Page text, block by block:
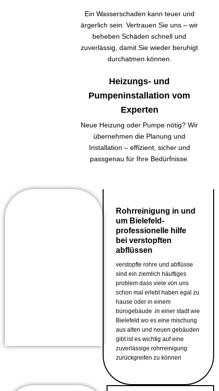
Ein Wasserschaden kann teuer und
ärgerlich sein. Vertrauen Sie uns – wir
beheben Schäden schnell und
zuverlässig, damit Sie wieder beruhigt
durchatmen können.
Heizungs- und
Pumpeninstallation vom
Experten
Neue Heizung oder Pumpe nötig? Wir
übernehmen die Planung und
Installation – effizient, sicher und
passgenau für Ihre Bedürfnisse.
Rohrreinigung in und
um Bielefeld-
professionelle hilfe
bei verstopften
abflüssen
verstopfte rohre und abflüsse
sind ein ziemlich häuftiges
problem dass viele von uns
schon mal erlebt haben egal zu
hause oder in einem
bürogebäude .in einer stadt wie
Bielefeld wo es eine mischung
aus alten und neuen gebäuden
gibt ist es wichtig auf eine
zuverlässige rohrreinigung
zurückgreifen zu können